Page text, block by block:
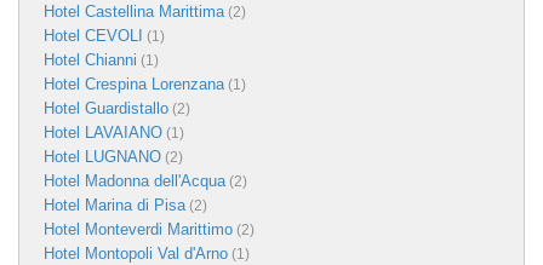
Hotel Castellina Marittima(2)
Hotel CEVOLI (1)
Hotel Chianni (1)
Hotel Crespina Lorenzana(1)
Hotel Guardistallo (2)
Hotel LAVAIANO (1)
Hotel LUGNANO (2)
Hotel Madonna dell'Acqua(2)
Hotel Marina di Pisa(2)
Hotel Monteverdi Marittimo (2)
Hotel Montopoli Val d'Arno (1)